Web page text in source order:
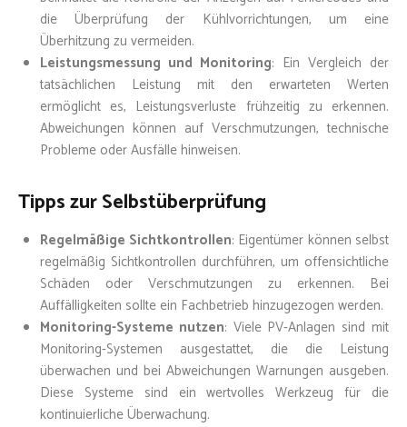
die Überprüfung der Kühlvorrichtungen, um eine
Überhitzung zu vermeiden.
Leistungsmessung und Monitoring: Ein Vergleich der
tatsächlichen Leistung mit den erwarteten Werten
ermöglicht es, Leistungsverluste frühzeitig zu erkennen.
Abweichungen können auf Verschmutzungen, technische
Probleme oder Ausfälle hinweisen.
Tipps zur Selbstüberprüfung
Regelmäßige Sichtkontrollen: Eigentümer können selbst
regelmäßig Sichtkontrollen durchführen, um offensichtliche
Schäden oder Verschmutzungen zu erkennen. Bei
Auffälligkeiten sollte ein Fachbetrieb hinzugezogen werden.
Monitoring-Systeme nutzen: Viele PV-Anlagen sind mit
Monitoring-Systemen ausgestattet, die die Leistung
überwachen und bei Abweichungen Warnungen ausgeben.
Diese Systeme sind ein wertvolles Werkzeug für die
kontinuierliche Überwachung.